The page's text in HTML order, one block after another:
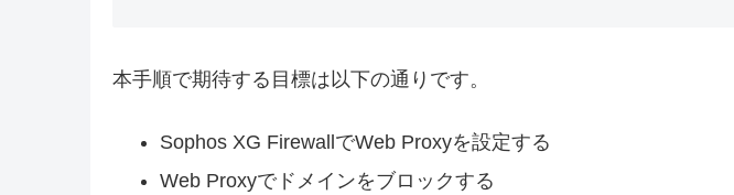
本手順で期待する目標は以下の通りです。
Sophos XG FirewallでWeb Proxyを設定する
Web Proxyでドメインをブロックする